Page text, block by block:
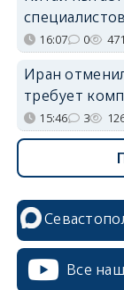
16:07 0 471
Иран
требует
15:46 3
Все